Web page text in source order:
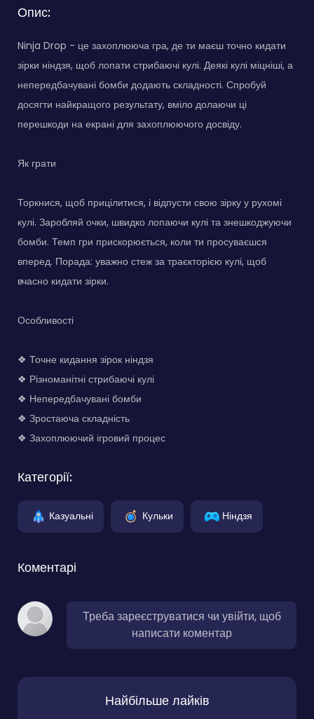
Опис:
Ninja Drop - це захоплююча гра, де ти маєш точно кидати
зірки ніндзя, щоб лопати стрибаючі кулі. Деякі кулі міцніші, а
непередбачувані бомби додають складності. Спробуй
досягти найкращого результату, вміло долаючи ці
перешкоди на екрані для захоплюючого досвіду.
Як грати
Торкнися, щоб прицілитися, і відпусти свою зірку у рухомі
кулі. Заробляй очки, швидко лопаючи кулі та знешкоджуючи
бомби. Темп гри прискорюється, коли ти просуваєшся
вперед. Порада: уважно стеж за траєкторією кулі, щоб
вчасно кидати зірки.
Особливості
❖ Точне кидання зірок ніндзя
❖ Різноманітні стрибаючі кулі
❖ Непередбачувані бомби
❖ Зростаюча складність
❖ Захоплюючий ігровий процес
Категорії:
Казуальні Кульки Ніндзя
Коментарі
Треба зареєструватися чи увійти, щоб
написати коментар
Найбільше лайків